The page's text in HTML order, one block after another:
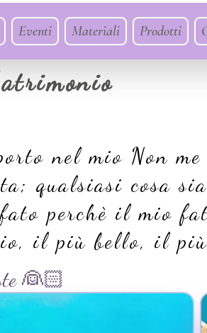
Eventi Materiali Prodotti
nel mio Non
qualsiasi cosa
perchè il mio
il più bello, il
👰🏻